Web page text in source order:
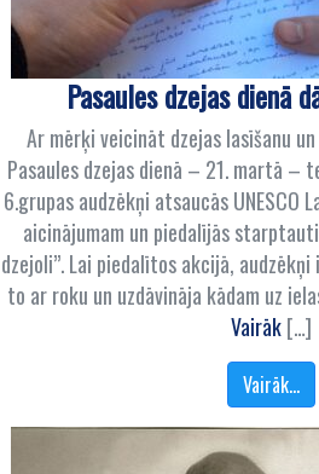
Pasaules dzejas dienā
Ar mērķi veicināt dzejas lasīšanu
Pasaules dzejas dienā – 21. martā –
6.grupas audzēkņi atsaucās UNESCO
aicinājumam un piedalījās
dzejoli”. Lai piedalītos akcijā,
to ar roku un uzdāvināja kādam uz
Vairāk[…]
Vairāk…